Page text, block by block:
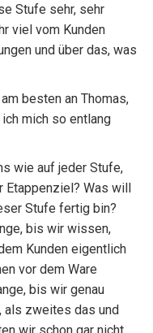
Stufe sehr, sehr
viel vom Kunden
und über das, was
besten an Thomas,
mich so entlang
wie auf jeder Stufe,
Etappenziel? Was will
Stufe fertig bin?
bis wir wissen,
Kunden eigentlich
vor dem Ware
bis wir genau
als zweites das und